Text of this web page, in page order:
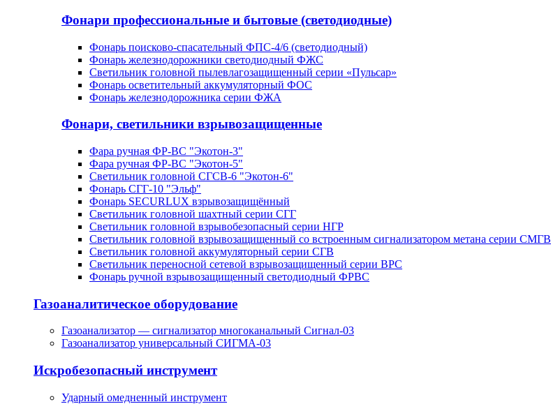
Фонари профессиональные и бытовые (светодиодные)
Фонарь поисково-спасательный ФПС-4/6 (светодиодный)
Фонарь железнодорожники светодиодный ФЖС
Светильник головной пылевлагозащищенный серии «Пульсар»
Фонарь осветительный аккумуляторный ФОС
Фонарь железнодорожника серии ФЖА
Фонари, светильники взрывозащищенные
Фара ручная ФР-ВС "Экотон-3"
Фара ручная ФР-ВС "Экотон-5"
Светильник головной СГСВ-6 "Экотон-6"
Фонарь СГГ-10 "Эльф"
Фонарь SECURLUX взрывозащищённый
Светильник головной шахтный серии СГГ
Светильник головной взрывобезопасный серии НГР
Светильник головной взрывозащищенный со встроенным сигнализатором метана серии СМГВ
Светильник головной аккумуляторный серии СГВ
Светильник переносной сетевой взрывозащищенный серии ВРС
Фонарь ручной взрывозащищенный светодиодный ФРВС
Газоаналитическое оборудование
Газоанализатор — сигнализатор многоканальный Сигнал-03
Газоанализатор универсальный СИГМА-03
Искробезопасный инструмент
Ударный омедненный инструмент